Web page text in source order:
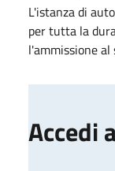
L'istanza di
per tutta la
l'ammissione al
Accedi